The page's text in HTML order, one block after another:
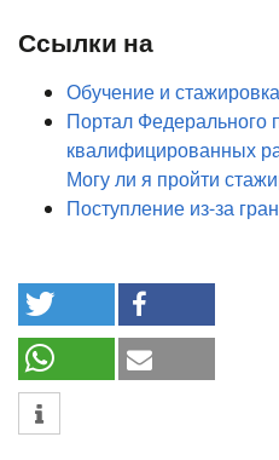
Ссылки на
Обучение и
Портал Федерального
квалифицированных
Могу ли я пройти
Поступление из-за